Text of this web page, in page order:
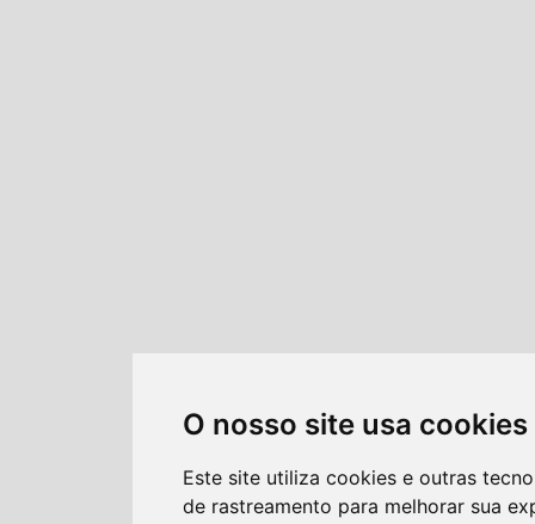
O nosso site usa cookies
Este site utiliza cookies e outras
de rastreamento para melhorar sua